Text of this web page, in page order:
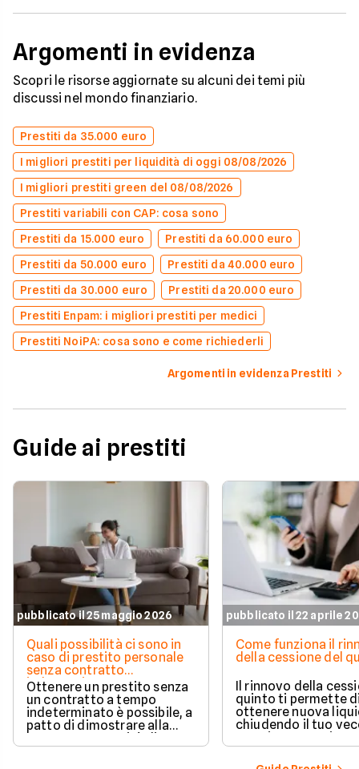
Argomenti in evidenza
Scopri le risorse aggiornate su alcuni dei temi più
discussi nel mondo finanziario.
Prestiti da 35.000 euro
I migliori prestiti per liquidità di oggi 08/08/2026
I migliori prestiti green del 08/08/2026
Prestiti variabili con CAP: cosa sono
Prestiti da 15.000 euro
Prestiti da 60.000 euro
Prestiti da 50.000 euro
Prestiti da 40.000 euro
Prestiti da 30.000 euro
Prestiti da 20.000 euro
Prestiti Enpam: i migliori prestiti per medici
Prestiti NoiPA: cosa sono e come richiederli
Argomenti in evidenza Prestiti
Guide ai prestiti
pubblicato il 25 maggio 2026
Quali possibilità ci sono in
caso di prestito personale
senza contratto
indeterminato
Ottenere un prestito senza
un contratto a tempo
indeterminato è possibile, a
patto di dimostrare alla
banca una capacità di
rimborso solida e costante.
pubblicato il 22 aprile
Come funziona il
della cessione del
Il rinnovo della
quinto ti permette
ottenere nuova
chiudendo il tuo
prestito per aprirne
vantaggioso.